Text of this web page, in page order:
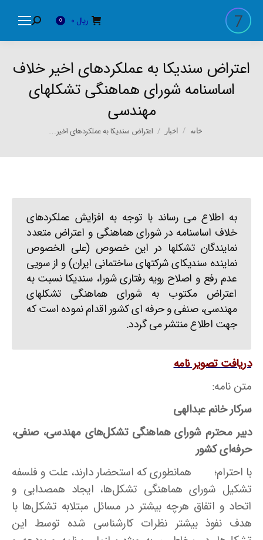
ریال 0
Search:
اعتراض سندیکا به عملکردهای اخیر خلاف
اساسنامه شورای هماهنگی تشکلهای
مهندسی
You are here:
خانه اخبار اعتراض سندیکا به عملکردهای اخیر…
به اطلاع می رساند با توجه به افزایش عملکردهای
خلاف اساسنامه در شورای هماهنگی و اعتراض متعدد
نمایندگان تشکلها در این خصوص (علی الخصوص
نماینده سندیکای شرکتهای ساختمانی ایران) و از سویی
عدم رفع و اصلاح رویه رفتاری شورا، سندیکا نسبت به
اعتراض مکتوب به شورای هماهنگی تشکلهای
مهندسی، صنفی و حرفه ای کشور اقدام نموده است که
جهت اطلاع منتشر می گردد.
دریافت تصویر نامه
متن نامه:
سرکار خانم عبدالهی
دبیر محترم شورای هماهنگی تشکل‌های مهندسی، صنفی،
حرفه‌ای کشور
با احترام؛ همانطوری که استحضار دارند، علت و فلسفه
تشکیل شورای هماهنگی تشکل‌ها، ایجاد همصدایی و
اتحاد و اتفاق هرچه بیشتر در مسائل مبتلابه تشکل‌ها با
هدف نفوذ بیشتر نظرات کارشناسی شده توسط این